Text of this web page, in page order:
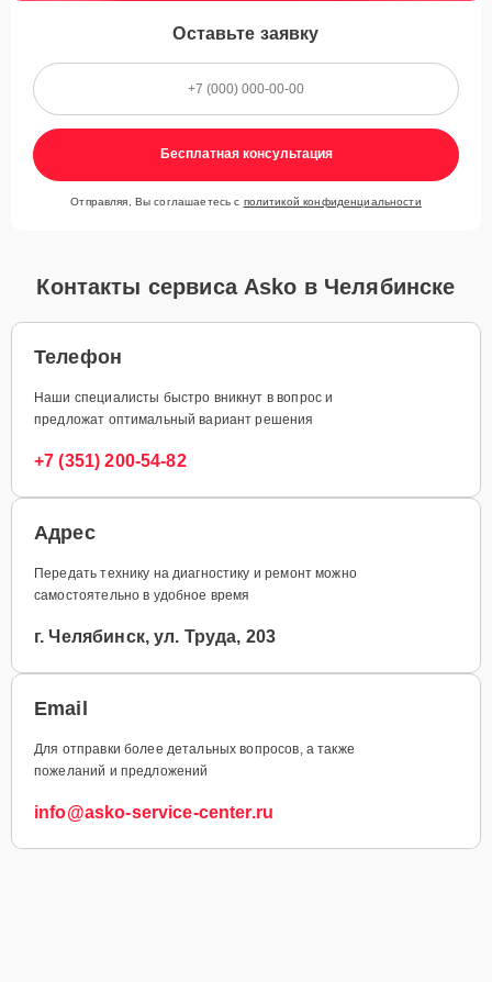
Оставьте заявку
Бесплатная консультация
Отправляя, Вы соглашаетесь с политикой конфиденциальности
Контакты сервиса Asko в Челябинске
Телефон
Наши специалисты быстро вникнут в вопрос и
предложат оптимальный вариант решения
+7 (351) 200-54-82
Адрес
Передать технику на диагностику и ремонт можно
самостоятельно в удобное время
г. Челябинск, ул. Труда, 203
Email
Для отправки более детальных вопросов, а также
пожеланий и предложений
info@asko-service-center.ru